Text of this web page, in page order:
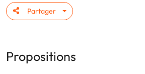
Partager
Propositions